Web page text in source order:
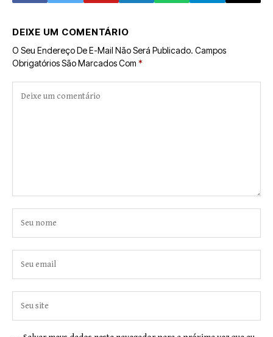
preso
DEIXE UM COMENTÁRIO
O Seu Endereço De E-Mail Não Será Publicado. Campos
Obrigatórios São Marcados Com *